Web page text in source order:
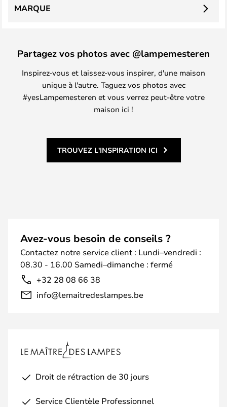
MARQUE
Partagez vos photos avec @lampemesteren
Inspirez-vous et laissez-vous inspirer, d'une maison
unique à l'autre. Taguez vos photos avec
#yesLampemesteren et vous verrez peut-être votre
maison ici !
TROUVEZ L'INSPIRATION ICI
Avez-vous besoin de conseils ?
Contactez notre service client : Lundi–vendredi :
08.30 - 16.00 Samedi–dimanche : fermé
+32 28 08 66 38
info@lemaitredeslampes.be
Droit de rétraction de 30 jours
Service Clientèle Professionnel